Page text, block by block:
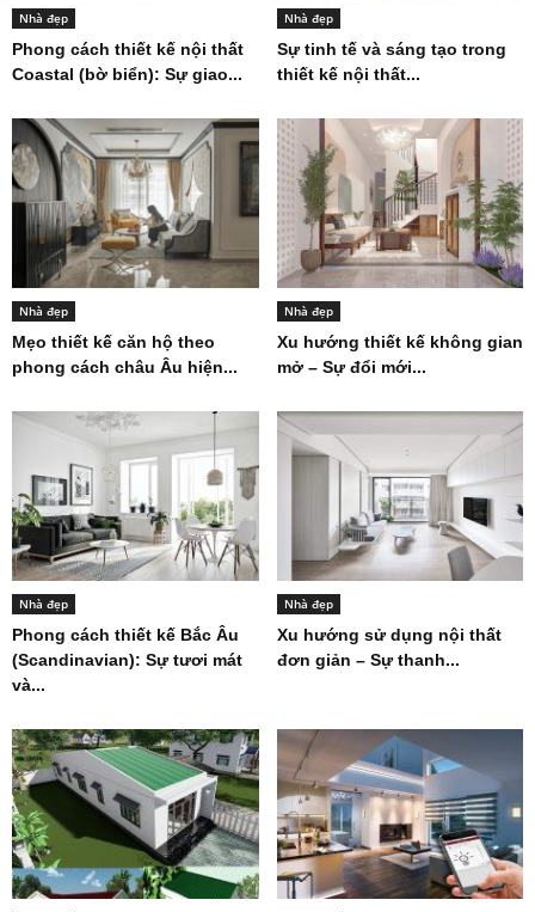
Nhà đẹp
Phong cách thiết kế nội thất
Coastal (bờ biển): Sự giao...
Nhà đẹp
Sự tinh tế và sáng tạo trong
thiết kế nội thất...
Nhà đẹp
Mẹo thiết kế căn hộ theo
phong cách châu Âu hiện...
Nhà đẹp
Xu hướng thiết kế không gian
mở – Sự đổi mới...
Nhà đẹp
Phong cách thiết kế Bắc Âu
(Scandinavian): Sự tươi mát
và...
Nhà đẹp
Xu hướng sử dụng nội thất
đơn giản – Sự thanh...